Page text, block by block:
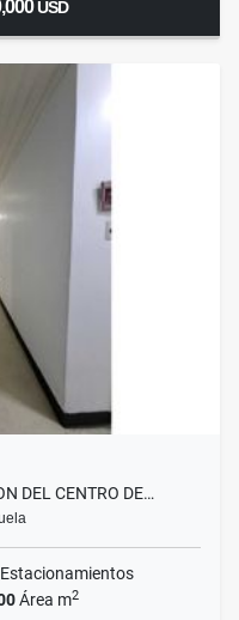
USD
DEL CENTRO DE…
Estacionamientos
Área m2